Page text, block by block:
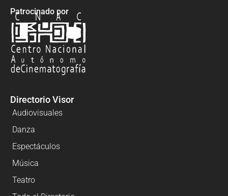
Patrocinado por
Directorio Visor
Audiovisuales
Danza
Espectáculos
Música
Teatro